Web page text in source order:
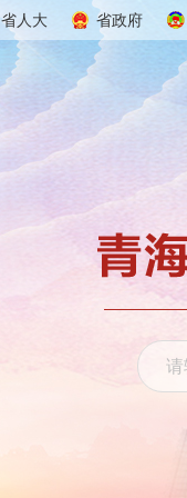
省人大 省政府